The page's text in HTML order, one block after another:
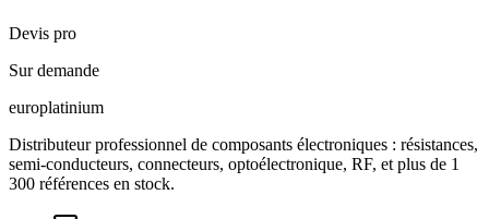
Devis pro
Sur demande
europlatinium
Distributeur professionnel de composants électroniques : résistances,
semi-conducteurs, connecteurs, optoélectronique, RF, et plus de 1
300 références en stock.